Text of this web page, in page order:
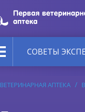
СОВЕТЫ
ВЕТЕРИНАРНАЯ АПТЕКА